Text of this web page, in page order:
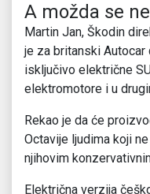
A možda se
Martin Jan, Škodin
je za britanski Autocar
isključivo električne
elektromotore i u
Rekao je da će
Octavije ljudima koji
njihovim
Električna verzija